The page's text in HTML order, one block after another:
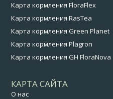
Карта кормления FloraFlex
Карта кормления RasTea
Карта кормления Green Planet
Карта кормления Plagron
Карта кормления GH FloraNova
КАРТА САЙТА
О нас